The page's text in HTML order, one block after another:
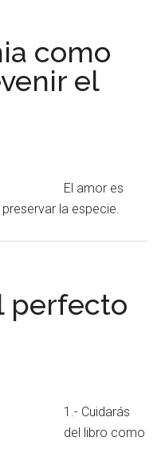
como
el
El amor es
la especie.
perfecto
1.- Cuidarás
del libro como